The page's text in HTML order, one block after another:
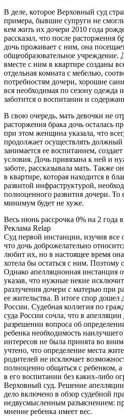
В деле, которое Верховный суд
примера, бывшие супруги не
кем жить их дочери 2010 года
рассказал, что после расторжения
дочь проживает с ним, она
общеобразовательное учреждение.
вместе с ним в квартире созданы
отдельная комната с мебелью,
потребностям дочери, хорошие
вся необходимая по сезону одежда
заботится о воспитании и
В свою очередь, мать девочки не
расторжения брака дочь осталась
при этом женщина указала, что
продолжает осуществлять должный
занимается ее воспитанием,
условия. Дочь привязана к ней и
заботе, рассказывала мать. Также
в квартире, которая находится в
развитой инфраструктурой,
полноценного развития дочери. То
минимум будет не хуже.
Весь июнь рассрочка 0% на 2 года
Реклама Relap
Суд первой инстанции, изучив все
что дочь доброжелательно
любит их, но в настоящее время
хотела бы остаться с ним. Поэтому
Однако апелляционная инстанция
указав, что нужные некие
разлучения дочери с матерью при
ее жительства. В итоге спор дошел
России. Судебная коллегия по
суда России сочла, что в
разрешении вопроса об
ребенка необходимость
интересов не была принята во
учтено, что определение места
родителей не исключает
полноценно общаться с ребенком,
в его воспитании без каких-либо
Верховный суд. Решение
дело включено в обзор судебной
недвусмысленным разъяснением:
мнение ребенка имеет вес.